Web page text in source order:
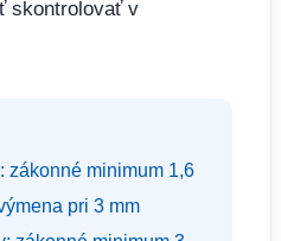
skontrolovať v
zákonné minimum 1,6
pri 3 mm